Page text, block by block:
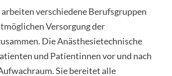
verschiedene Berufsgruppen
Versorgung der
Die Anästhesietechnische
und Patientinnen vor und nach
Sie bereitet alle